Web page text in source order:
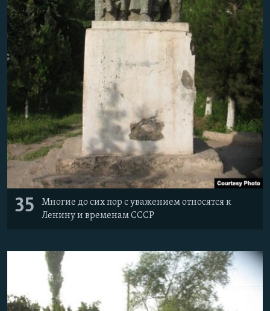
35
Многие до сих пор с уважением относятся к
Ленину и временам СССР